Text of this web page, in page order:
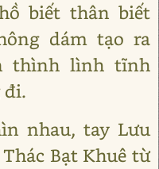
biết thân biết
dám tạo ra
thình lình tĩnh
đi.
nhau, tay Lưu
Bạt Khuê từ